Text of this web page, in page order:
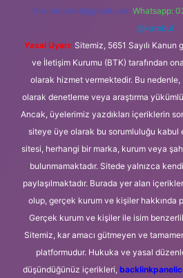
forumhizmeti@gmail.com Whatsapp:
@karabul
Yasal Uyarı: Sitemiz, 5651 Sayılı
ve İletişim Kurumu (BTK) tarafından
olarak hizmet vermektedir. Bu
olarak denetleme veya araştırma
Ancak, üyelerimiz yazdıkları içeriklerin
siteye üye olarak bu sorumluluğu kabul
sitesi, herhangi bir marka, kurum veya
bulunmamaktadır. Sitede yalnızca
paylaşılmaktadır. Burada yer alan
olup, gerçek kurum ve kişiler hakkında
Gerçek kurum ve kişiler ile isim
Sitemiz, kar amacı gütmeyen ve
platformudur. Hukuka ve yasal
düşündüğünüz içerikleri,